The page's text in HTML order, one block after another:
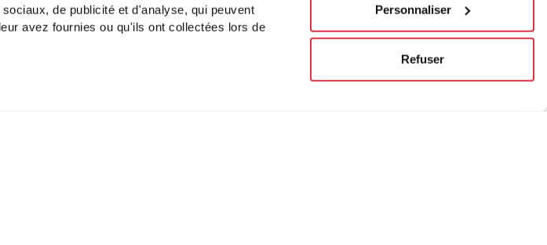
de publicité et d'analyse, qui peuvent
avez fournies ou qu'ils ont collectées lors de
Personnaliser
Refuser